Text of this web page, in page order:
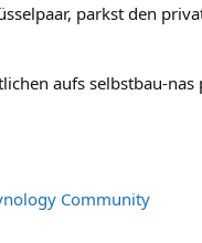
parkst den
aufs selbstbau-
Community